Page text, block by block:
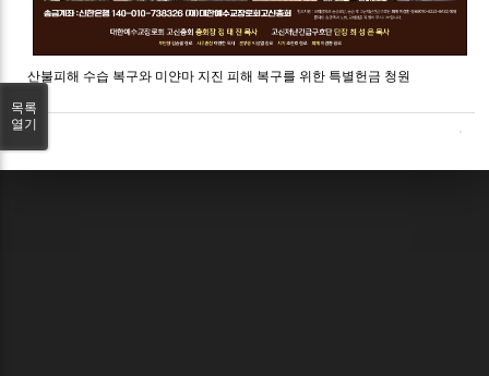
산불피해 수습 복구와 미얀마 지진 피해 복구를 위한 특별헌금 청원
목록
열기